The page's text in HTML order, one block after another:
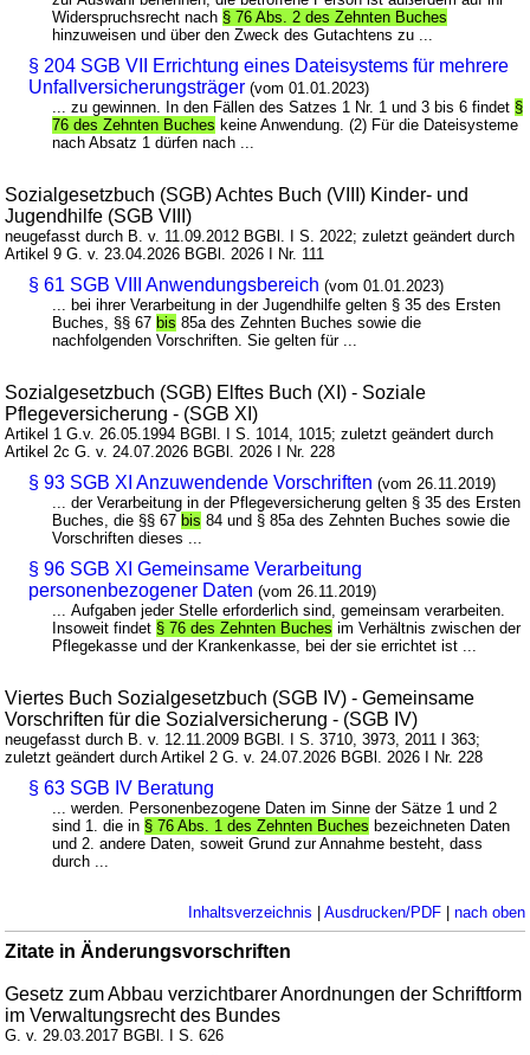
Widerspruchsrecht nach § 76 Abs. 2 des Zehnten Buches
hinzuweisen und über den Zweck des Gutachtens zu ...
§ 204 SGB VII Errichtung eines Dateisystems für mehrere
Unfallversicherungsträger (vom 01.01.2023)
... zu gewinnen. In den Fällen des Satzes 1 Nr. 1 und 3 bis 6 findet §
76 des Zehnten Buches keine Anwendung. (2) Für die Dateisysteme
nach Absatz 1 dürfen nach ...
Sozialgesetzbuch (SGB) Achtes Buch (VIII) Kinder- und
Jugendhilfe (SGB VIII)
neugefasst durch B. v. 11.09.2012 BGBl. I S. 2022; zuletzt geändert durch
Artikel 9 G. v. 23.04.2026 BGBl. 2026 I Nr. 111
§ 61 SGB VIII Anwendungsbereich (vom 01.01.2023)
... bei ihrer Verarbeitung in der Jugendhilfe gelten § 35 des Ersten
Buches, §§ 67 bis 85a des Zehnten Buches sowie die
nachfolgenden Vorschriften. Sie gelten für ...
Sozialgesetzbuch (SGB) Elftes Buch (XI) - Soziale
Pflegeversicherung - (SGB XI)
Artikel 1 G.v. 26.05.1994 BGBl. I S. 1014, 1015; zuletzt geändert durch
Artikel 2c G. v. 24.07.2026 BGBl. 2026 I Nr. 228
§ 93 SGB XI Anzuwendende Vorschriften (vom 26.11.2019)
... der Verarbeitung in der Pflegeversicherung gelten § 35 des Ersten
Buches, die §§ 67 bis 84 und § 85a des Zehnten Buches sowie die
Vorschriften dieses ...
§ 96 SGB XI Gemeinsame Verarbeitung
personenbezogener Daten (vom 26.11.2019)
... Aufgaben jeder Stelle erforderlich sind, gemeinsam verarbeiten.
Insoweit findet § 76 des Zehnten Buches im Verhältnis zwischen der
Pflegekasse und der Krankenkasse, bei der sie errichtet ist ...
Viertes Buch Sozialgesetzbuch (SGB IV) - Gemeinsame
Vorschriften für die Sozialversicherung - (SGB IV)
neugefasst durch B. v. 12.11.2009 BGBl. I S. 3710, 3973, 2011 I 363;
zuletzt geändert durch Artikel 2 G. v. 24.07.2026 BGBl. 2026 I Nr. 228
§ 63 SGB IV Beratung
... werden. Personenbezogene Daten im Sinne der Sätze 1 und 2
sind 1. die in § 76 Abs. 1 des Zehnten Buches bezeichneten Daten
und 2. andere Daten, soweit Grund zur Annahme besteht, dass
durch ...
Inhaltsverzeichnis Ausdrucken/PDF| nach oben
Zitate in Änderungsvorschriften
Gesetz zum Abbau verzichtbarer Anordnungen der Schriftform
im Verwaltungsrecht des Bundes
G. v. 29.03.2017 BGBl. I S. 626